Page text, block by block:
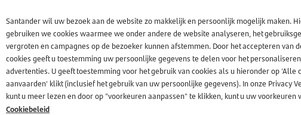
Santander wil uw bezoek aan de website zo makkelijk en persoonlijk mogelijk maken.
gebruiken we cookies waarmee we onder andere de website analyseren, het
vergroten en campagnes op de bezoeker kunnen afstemmen. Door het accepteren van
cookies geeft u toestemming uw persoonlijke gegevens te delen voor het
advertenties. U geeft toestemming voor het gebruik van cookies als u hieronder op 'Alle
aanvaarden' klikt (inclusief het gebruik van uw persoonlijke gegevens). In onze Privacy
kunt u meer lezen en door op "voorkeuren aanpassen" te klikken, kunt u uw voorkeuren
Cookiebeleid